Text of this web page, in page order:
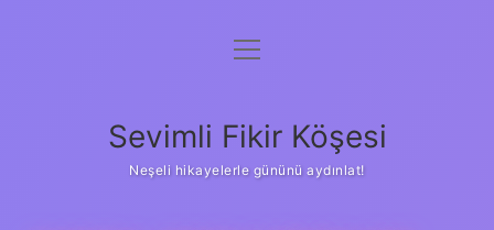
Anasayfa
Yasal Uyarı
menüyü
Sevimli Fikir Köşesi
Neşeli hikayelerle gününü aydınlat!